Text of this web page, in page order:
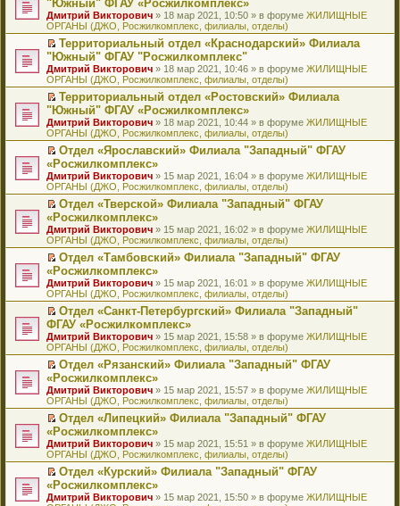
и
ю
о
б
щ
е
н
и
ю
о
м
у
с
о
о
б
щ
е
н
и
ю
и
т
а
н
н
о
м
у
с
о
о
б
щ
е
н
ю
е
п
р
о
ч
и
т
а
н
н
о
м
у
с
о
б
щ
е
н
ю
в
о
м
у
н
е
п
р
о
ч
и
т
а
н
н
м
у
с
о
б
щ
е
н
ю
и
к
п
е
р
в
о
м
у
н
е
п
р
о
ч
т
а
н
н
м
у
с
о
б
щ
е
н
и
ю
е
р
е
й
т
и
к
п
е
р
в
о
м
у
н
п
р
о
ч
т
а
н
н
м
у
с
о
о
б
щ
е
н
ю
"Южный" ФГАУ «Росжилкомплекс»
Дмитрий Викторович » 18 мар 2021, 10:50 » в форуме ЖИЛИЩНЫЕ
ОРГАНЫ (ДЖО, Росжилкомплекс, филиалы, отделы)
П
е
р
е
й
т
и
к
п
е
р
о
м
у
н
п
р
о
ч
т
а
н
н
о
м
у
с
о
б
щ
е
н
ю
Территориальный отдел «Краснодарский» Филиала
"Южный" ФГАУ "Росжилкомплекс"
Дмитрий Викторович » 18 мар 2021, 10:46 » в форуме ЖИЛИЩНЫЕ
ОРГАНЫ (ДЖО, Росжилкомплекс, филиалы, отделы)
П
е
р
е
й
т
к
п
е
р
о
м
у
н
п
р
о
ч
и
т
а
н
н
м
у
с
о
б
щ
е
н
ю
Территориальный отдел «Ростовский» Филиала
"Южный" ФГАУ «Росжилкомплекс»
Дмитрий Викторович » 18 мар 2021, 10:44 » в форуме ЖИЛИЩНЫЕ
ОРГАНЫ (ДЖО, Росжилкомплекс, филиалы, отделы)
П
р
е
й
т
к
п
е
р
о
м
у
н
е
п
р
о
ч
т
а
н
н
м
у
с
о
б
Отдел «Ярославский» Филиала "Западный" ФГАУ
«Росжилкомплекс»
Дмитрий Викторович » 15 мар 2021, 16:04 » в форуме ЖИЛИЩНЫЕ
ОРГАНЫ (ДЖО, Росжилкомплекс, филиалы, отделы)
П
р
е
й
т
к
п
е
р
в
о
м
у
н
п
р
о
ч
т
а
н
н
м
Отдел «Тверской» Филиала "Западный" ФГАУ
«Росжилкомплекс»
Дмитрий Викторович » 15 мар 2021, 16:02 » в форуме ЖИЛИЩНЫЕ
ОРГАНЫ (ДЖО, Росжилкомплекс, филиалы, отделы)
П
р
е
й
т
и
к
п
е
р
о
м
у
н
п
р
о
ч
т
Отдел «Тамбовский» Филиала "Западный" ФГАУ
«Росжилкомплекс»
Дмитрий Викторович » 15 мар 2021, 16:01 » в форуме ЖИЛИЩНЫЕ
ОРГАНЫ (ДЖО, Росжилкомплекс, филиалы, отделы)
П
е
р
е
й
т
к
п
е
р
о
м
у
н
п
Отдел «Санкт-Петербургский» Филиала "Западный"
ФГАУ «Росжилкомплекс»
Дмитрий Викторович » 15 мар 2021, 15:58 » в форуме ЖИЛИЩНЫЕ
ОРГАНЫ (ДЖО, Росжилкомплекс, филиалы, отделы)
П
р
е
й
т
к
п
е
р
о
Отдел «Рязанский» Филиала "Западный" ФГАУ
«Росжилкомплекс»
Дмитрий Викторович » 15 мар 2021, 15:57 » в форуме ЖИЛИЩНЫЕ
ОРГАНЫ (ДЖО, Росжилкомплекс, филиалы, отделы)
П
р
е
й
т
к
Отдел «Липецкий» Филиала "Западный" ФГАУ
«Росжилкомплекс»
Дмитрий Викторович » 15 мар 2021, 15:51 » в форуме ЖИЛИЩНЫЕ
ОРГАНЫ (ДЖО, Росжилкомплекс, филиалы, отделы)
П
р
Отдел «Курский» Филиала "Западный" ФГАУ
«Росжилкомплекс»
Дмитрий Викторович » 15 мар 2021, 15:50 » в форуме ЖИЛИЩНЫЕ